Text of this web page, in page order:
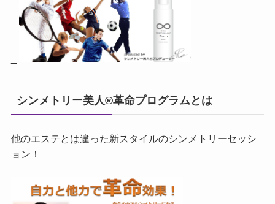
シンメトリー美人®革命プログラムとは
他のエステとは違った新スタイルのシンメトリーセッシ
ョン！